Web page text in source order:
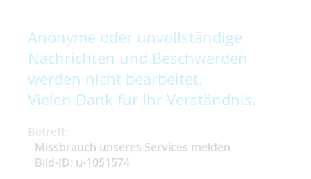
Anonyme oder unvollständige
Nachrichten und Beschwerden
werden nicht bearbeitet.
Vielen Dank für Ihr Verständnis.
Betreff:
Missbrauch unseres Services melden
Bild-ID: u-1051574